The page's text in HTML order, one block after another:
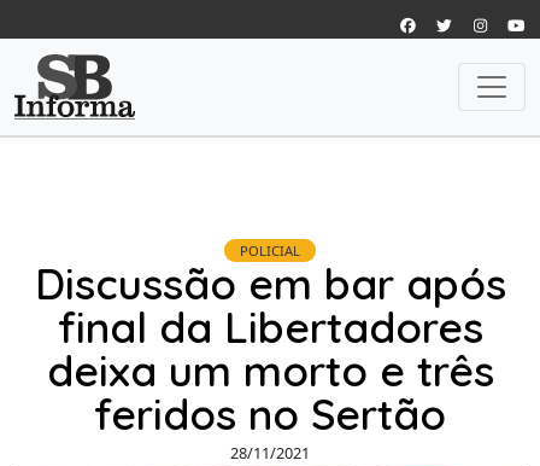
POLICIAL
Discussão em bar após
final da Libertadores
deixa um morto e três
feridos no Sertão
28/11/2021